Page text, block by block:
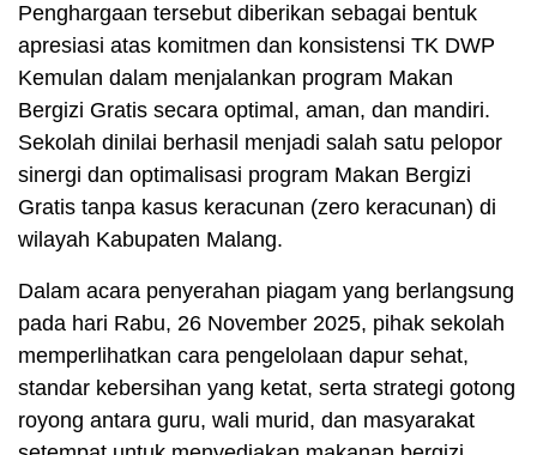
Penghargaan tersebut diberikan sebagai bentuk
apresiasi atas komitmen dan konsistensi TK DWP
Kemulan dalam menjalankan program Makan
Bergizi Gratis secara optimal, aman, dan mandiri.
Sekolah dinilai berhasil menjadi salah satu pelopor
sinergi dan optimalisasi program Makan Bergizi
Gratis tanpa kasus keracunan (zero keracunan) di
wilayah Kabupaten Malang.
Dalam acara penyerahan piagam yang berlangsung
pada hari Rabu, 26 November 2025, pihak sekolah
memperlihatkan cara pengelolaan dapur sehat,
standar kebersihan yang ketat, serta strategi gotong
royong antara guru, wali murid, dan masyarakat